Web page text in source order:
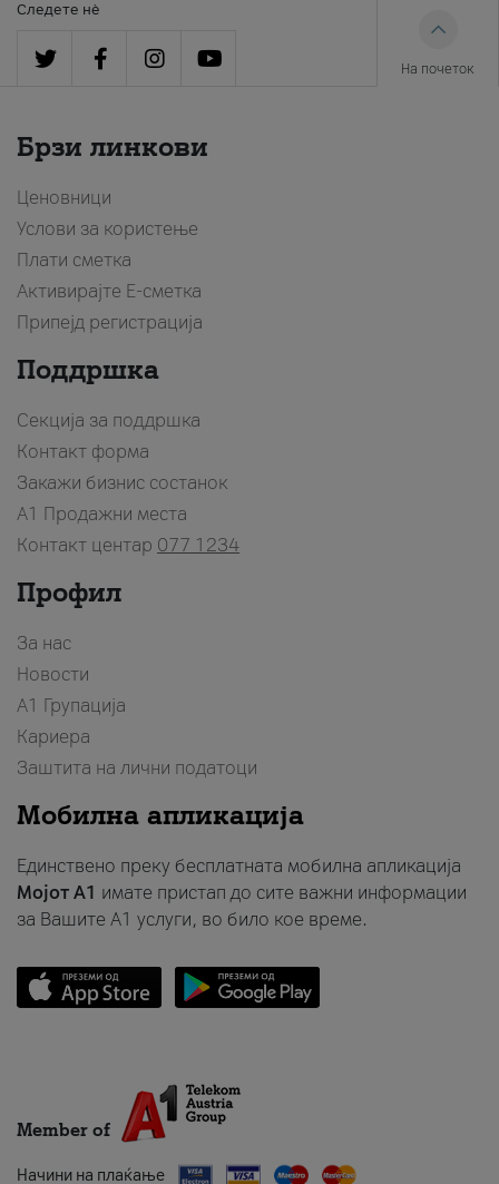
Следете нè
На почеток
Брзи линкови
Ценовници
Услови за користење
Плати сметка
Активирајте Е-сметка
Припејд регистрација
Поддршка
Секција за поддршка
Контакт форма
Закажи бизнис состанок
A1 Продажни места
Контакт центар 077 1234
Профил
За нас
Новости
А1 Групација
Кариера
Заштита на лични податоци
Мобилна апликација
Единствено преку бесплатната мобилна апликација
Мојот A1 имате пристап до сите важни информации
за Вашите A1 услуги, во било кое време.
Member of
Начини на плаќање